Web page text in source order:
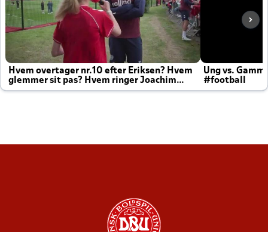
Hvem overtager nr.10 efter Eriksen? Hvem
glemmer sit pas? Hvem ringer Joachim
altid til efter kampe?
Ung vs.
#football